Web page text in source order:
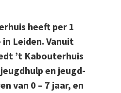
heeft per 1
Leiden. Vanuit
’t Kabouterhuis
en jeugd-
van 0 – 7 jaar, en